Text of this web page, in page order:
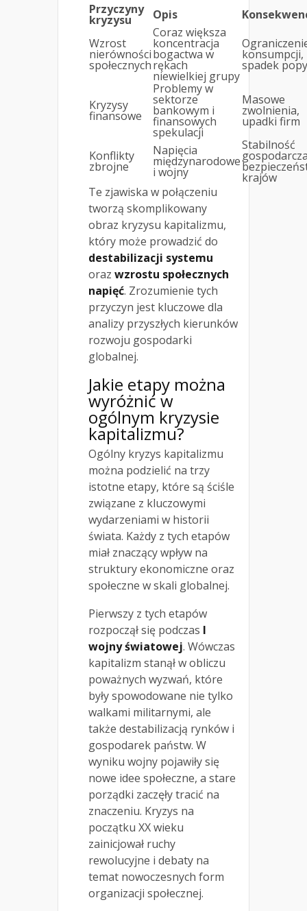
Przyczyny
kryzysu Opis
Wzrost
nierówności
społecznych
Coraz większa
koncentracja
bogactwa w
rękach
niewielkiej grupy
konsumpcji,
spadek
Kryzysy
finansowe
Problemy w
sektorze
bankowym i
finansowych
spekulacji
Masowe
zwolnienia,
upadki firm
Konflikty
zbrojne
Napięcia
międzynarodowe
i wojny
Stabilność
krajów
Te zjawiska w połączeniu
tworzą skomplikowany
obraz kryzysu kapitalizmu,
który może prowadzić do
destabilizacji systemu
oraz wzrostu społecznych
napięć. Zrozumienie tych
przyczyn jest kluczowe dla
analizy przyszłych kierunków
rozwoju gospodarki
globalnej.
Jakie etapy można
wyróżnić w
ogólnym kryzysie
kapitalizmu?
Ogólny kryzys kapitalizmu
można podzielić na trzy
istotne etapy, które są ściśle
związane z kluczowymi
wydarzeniami w historii
świata. Każdy z tych etapów
miał znaczący wpływ na
struktury ekonomiczne oraz
społeczne w skali globalnej.
Pierwszy z tych etapów
rozpoczął się podczas I
wojny światowej. Wówczas
kapitalizm stanął w obliczu
poważnych wyzwań, które
były spowodowane nie tylko
walkami militarnymi, ale
także destabilizacją rynków i
gospodarek państw. W
wyniku wojny pojawiły się
nowe idee społeczne, a stare
porządki zaczęły tracić na
znaczeniu. Kryzys na
początku XX wieku
zainicjował ruchy
rewolucyjne i debaty na
temat nowoczesnych form
organizacji społecznej.